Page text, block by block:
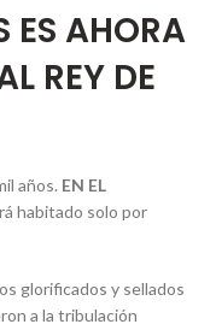
ES AHORA
REY DE
años. EN EL
habitado solo por
glorificados y sellados
a la tribulación